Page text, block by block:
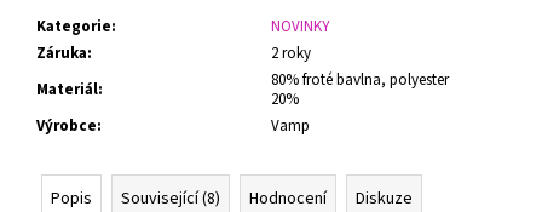
Kategorie:
NOVINKY
Záruka:
2 roky
Materiál:
80% froté bavlna, polyester
20%
Výrobce: Vamp
Popis Související (8) Hodnocení Diskuze
89
Kč
Původně:
359
Kč